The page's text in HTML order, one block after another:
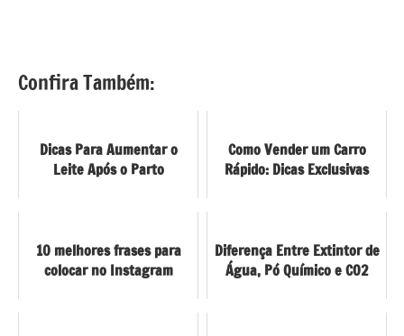
Confira Também:
Dicas Para Aumentar o
Leite Após o Parto
Como Vender um Carro
Rápido: Dicas Exclusivas
10 melhores frases para
colocar no Instagram
Diferença Entre Extintor de
Água, Pó Químico e CO2